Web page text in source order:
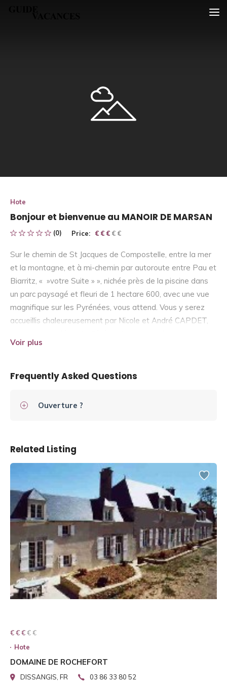
Hote
Bonjour et bienvenue au MANOIR DE MARSAN
(0) Price: € € € € €
€ € €
Sur le chemin de St Jacques de Compostelle, entre la mer
et la montagne, et à mi-chemin par autoroute entre Pau et
Biarritz, « »votre Suite » », nichée près de la piscine dans
un parc paysagé et fleuri de 1 hectare 600, avec une vue
magnifique sur les Pyrénées, vous attend. Vous y serez
accueillis chaleureusement par Nicole et André CAPDET,
Pyrénées ou l’hiver dans le salon, près du feu de bois,
découvrir avec enchantement la qualité de vie
Classement « 3 EPIS Plus ».
Voir plus
Frequently Asked Questions
Ouverture ?
Related Listing
€ € € € €
€ € €
Hote
DOMAINE DE ROCHEFORT
DISSANGIS, FR 03 86 33 80 52